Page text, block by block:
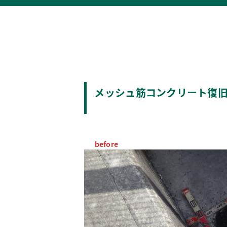
メッシュ筋コンクリート復
before